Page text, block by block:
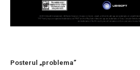
Posterul „problema”